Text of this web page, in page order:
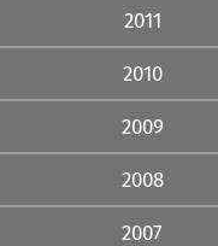
2011
2010
2009
2008
2007